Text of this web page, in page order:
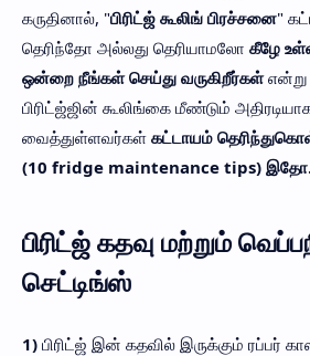
கருதினால், "பிரிட்ஜ் கூலிங் பிரச்சனை"
தெரிந்தோ அல்லது தெரியாமலோ கீழே
ஒன்றை நீங்கள் செய்து வருகிறீர்கள்என்று
பிரிட்ஜ்ஜின் கூலிங்கை மீண்டும்
வைத்துள்ளவர்கள் கட்டாயம்
(10 fridge maintenance tips)
பிரிட்ஜ் கதவு மற்றும்
செட்டிங்ஸ்
1) பிரிட்ஜ் இன் கதவில் இருக்கும் ரப்பர்